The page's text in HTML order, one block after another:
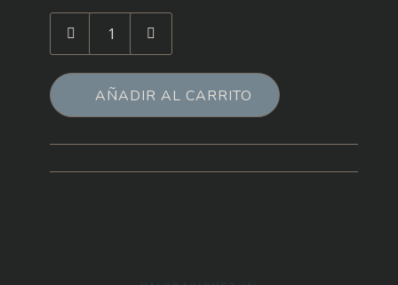
Tranjis
Dragón
Rojas
(63
AÑADIR AL CARRITO